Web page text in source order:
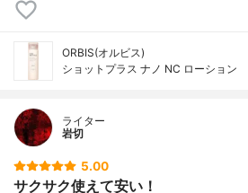
ORBIS(オルビス)
ショットプラス ナノ NC ローション
ライター
岩切
5.00
サクサク使えて安い！